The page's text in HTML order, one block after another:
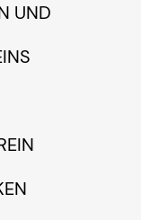
S
„
E
M